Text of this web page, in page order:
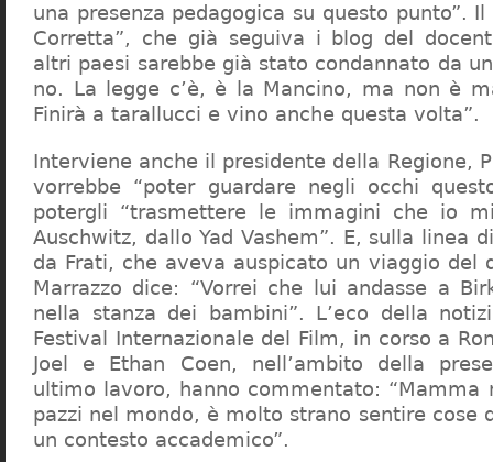
una presenza pedagogica su questo punto”.
Corretta”, che già seguiva i blog del
altri paesi sarebbe già stato condannato da
no. La legge c’è, è la Mancino, ma non è
Finirà a tarallucci e vino anche questa volta”.
Interviene anche il presidente della Regione,
vorrebbe “poter guardare negli occhi
potergli “trasmettere le immagini che io
Auschwitz, dallo Yad Vashem”. E, sulla linea
da Frati, che aveva auspicato un viaggio del
Marrazzo dice: “Vorrei che lui andasse a
nella stanza dei bambini”. L’eco della
Festival Internazionale del Film, in corso a
Joel e Ethan Coen, nell’ambito della
ultimo lavoro, hanno commentato: “Mamma
pazzi nel mondo, è molto strano sentire cose
un contesto accademico”.